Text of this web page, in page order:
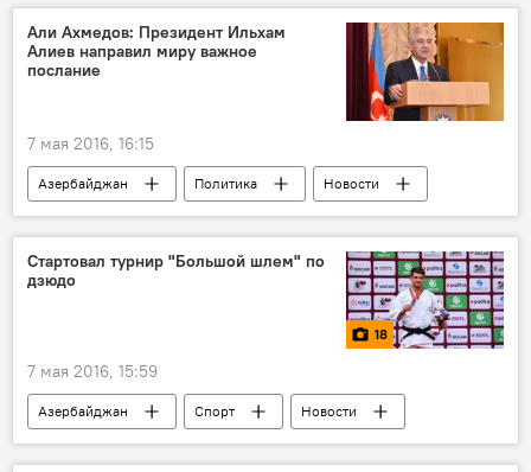
Али Ахмедов: Президент Ильхам
Алиев направил миру важное
послание
7 мая 2016, 16:15
Азербайджан Политика Новости
Стартовал турнир "Большой шлем" по
дзюдо
18
7 мая 2016, 15:59
Азербайджан Спорт
Новости
Фото
МУЛЬТИМЕДИА
ЖИЗНЬ